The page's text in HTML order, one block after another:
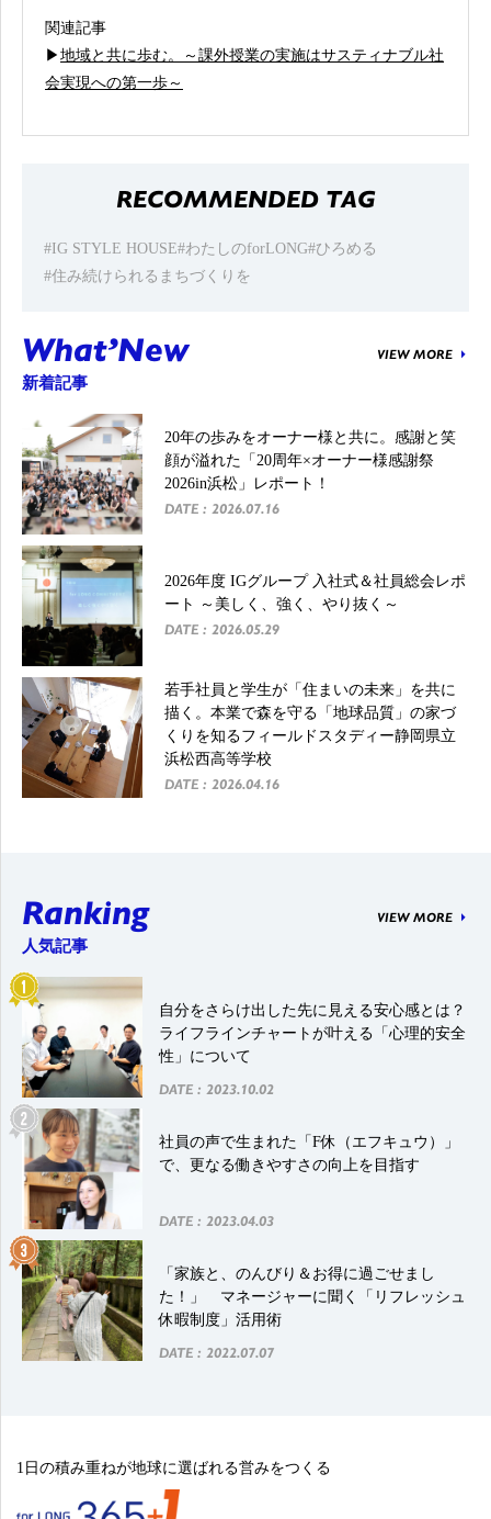
関連記事
▶ 地域と共に歩む。～課外授業の実施はサスティナブル社
会実現への第一歩～
RECOMMENDED TAG
#IG STYLE HOUSE#わたしのforLONG#ひろめる
#住み続けられるまちづくりを
What’New
新着記事
VIEW MORE
20年の歩みをオーナー様と共に。感謝と笑
顔が溢れた「20周年×オーナー様感謝祭
2026in浜松」レポート！
DATE : 2026.07.16
2026年度 IGグループ 入社式＆社員総会レポ
ート ～美しく、強く、やり抜く～
DATE : 2026.05.29
若手社員と学生が「住まいの未来」を共に
描く。本業で森を守る「地球品質」の家づ
くりを知るフィールドスタディー静岡県立
浜松西高等学校
DATE : 2026.04.16
Ranking
人気記事
VIEW MORE
自分をさらけ出した先に見える安心感とは？
ライフラインチャートが叶える「心理的安全
性」について
DATE : 2023.10.02
社員の声で生まれた「F休（エフキュウ）」
で、更なる働きやすさの向上を目指す
DATE : 2023.04.03
「家族と、のんびり＆お得に過ごせまし
た！」 マネージャーに聞く「リフレッシュ
休暇制度」活用術
DATE : 2022.07.07
1日の積み重ねが地球に選ばれる営みをつくる